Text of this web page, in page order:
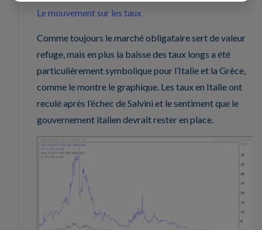
Le mouvement sur les taux
Comme toujours le marché obligataire sert de valeur
refuge, mais en plus la baisse des taux longs a été
particulièrement symbolique pour l’Italie et la Grèce,
comme le montre le graphique. Les taux en Italie ont
reculé après l’échec de Salvini et le sentiment que le
gouvernement italien devrait rester en place.